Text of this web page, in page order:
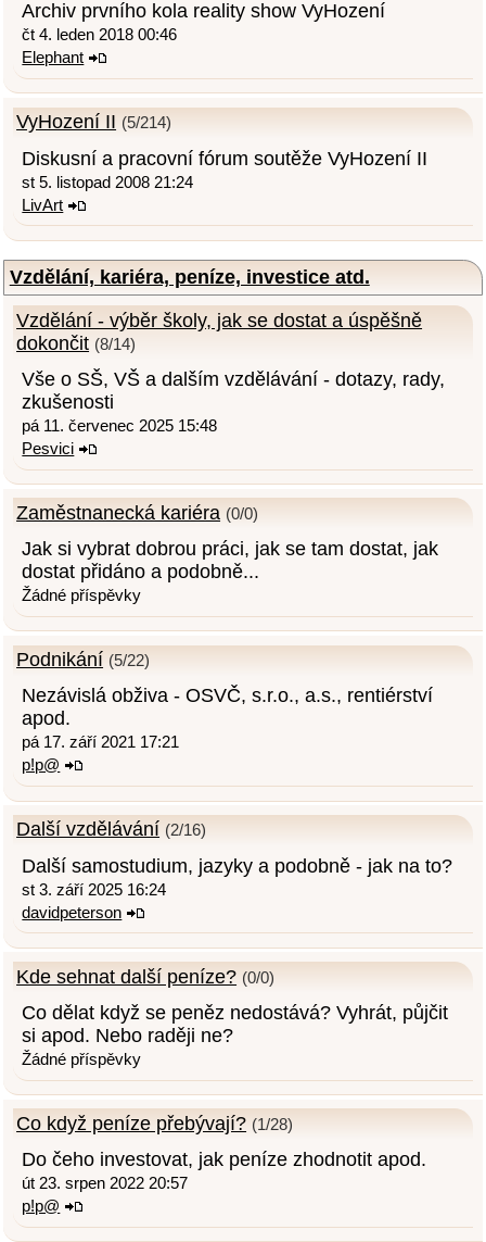
Archiv prvního kola reality show VyHození
čt 4. leden 2018 00:46
Elephant
VyHození II (5/214)
Diskusní a pracovní fórum soutěže VyHození II
st 5. listopad 2008 21:24
LivArt
Vzdělání, kariéra, peníze, investice atd.
Vzdělání - výběr školy, jak se dostat a úspěšně
dokončit (8/14)
Vše o SŠ, VŠ a dalším vzdělávání - dotazy, rady,
zkušenosti
pá 11. červenec 2025 15:48
Pesvici
Zaměstnanecká kariéra (0/0)
Jak si vybrat dobrou práci, jak se tam dostat, jak
dostat přidáno a podobně...
Žádné příspěvky
Podnikání (5/22)
Nezávislá obživa - OSVČ, s.r.o., a.s., rentiérství
apod.
pá 17. září 2021 17:21
p!p@
Další vzdělávání (2/16)
Další samostudium, jazyky a podobně - jak na to?
st 3. září 2025 16:24
davidpeterson
Kde sehnat další peníze? (0/0)
Co dělat když se peněz nedostává? Vyhrát, půjčit
si apod. Nebo raději ne?
Žádné příspěvky
Co když peníze přebývají? (1/28)
Do čeho investovat, jak peníze zhodnotit apod.
út 23. srpen 2022 20:57
p!p@